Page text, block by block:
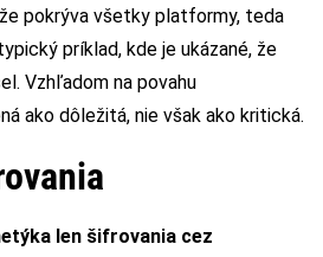
pokrýva všetky platformy, teda
príklad, kde je ukázané, že
Vzhľadom na povahu
ako dôležitá, nie však ako kritická.
len šifrovania cez